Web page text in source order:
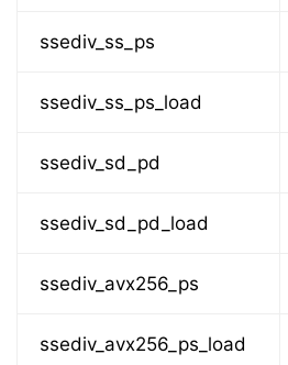
ssediv_ss_ps
ssediv_ss_ps_load
ssediv_sd_pd
ssediv_sd_pd_load
ssediv_avx256_ps
ssediv_avx256_ps_load